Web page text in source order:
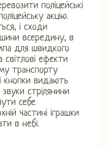
поліцейські
акцію.
і сходи
всередину, в
для швидкого
ефекти
транспорту
кнопки видають
стрілянини
себе
частині іграшки
в небі.